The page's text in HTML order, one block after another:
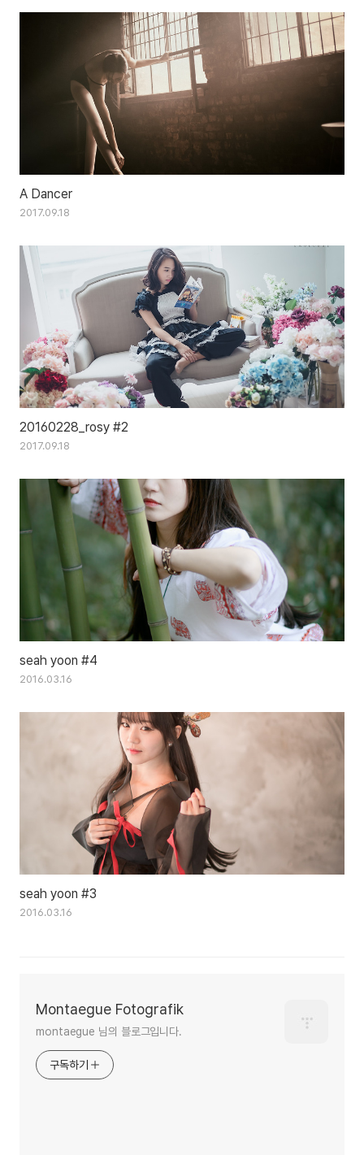
A Dancer
2017.09.18
20160228_rosy #2
2017.09.18
seah yoon #4
2016.03.16
seah yoon #3
2016.03.16
Montaegue Fotografik
montaegue 님의 블로그입니다.
구독하기